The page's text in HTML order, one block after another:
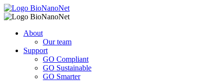
About
Our team
Support
GO Compliant
GO Sustainable
GO Smarter